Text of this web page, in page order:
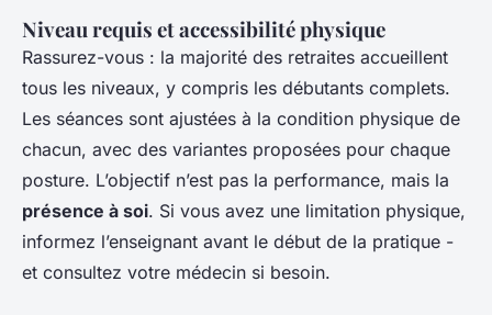
Niveau requis et accessibilité physique
Rassurez-vous : la majorité des retraites accueillent
tous les niveaux, y compris les débutants complets.
Les séances sont ajustées à la condition physique de
chacun, avec des variantes proposées pour chaque
posture. L’objectif n’est pas la performance, mais la
présence à soi. Si vous avez une limitation physique,
informez l’enseignant avant le début de la pratique -
et consultez votre médecin si besoin.